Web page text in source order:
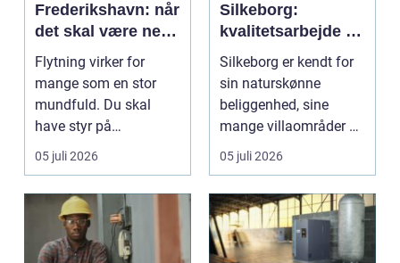
Frederikshavn: når
det skal være nemt
at komme videre
Flytning virker for
mange som en stor
mundfuld. Du skal
have styr på
nedpakning, tunge
l&oslas...
05 juli 2026
Silkeborg:
kvalitetsarbejde til
overkommelige
priser
Silkeborg er kendt for
sin naturskønne
beliggenhed, sine
mange villaområder og
en bland...
05 juli 2026